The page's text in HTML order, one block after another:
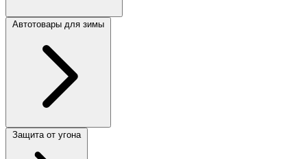
Автотовары для зимы
Защита от угона